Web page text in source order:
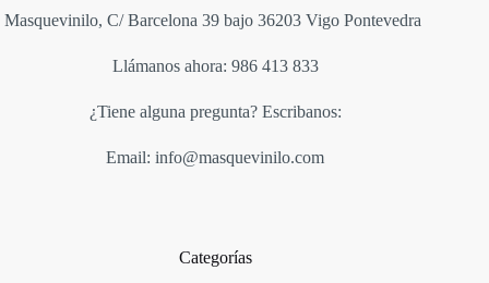
Masquevinilo, C/ Barcelona 39 bajo 36203 Vigo Pontevedra
Llámanos ahora: 986 413 833
¿Tiene alguna pregunta? Escribanos:
Email: info@masquevinilo.com
Categorías